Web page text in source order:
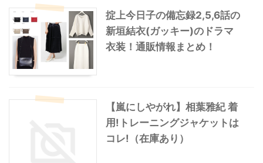
掟上今日子の備忘録2,5,6話の
新垣結衣(ガッキー)のドラマ
衣装！通販情報まとめ！
【嵐にしやがれ】相葉雅紀 着
用!トレーニングジャケットは
コレ!（在庫あり）